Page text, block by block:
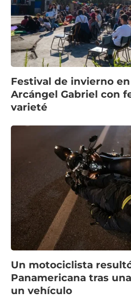
Festival de invierno en
Arcángel Gabriel con
varieté
Un motociclista
Panamericana tras
un vehículo